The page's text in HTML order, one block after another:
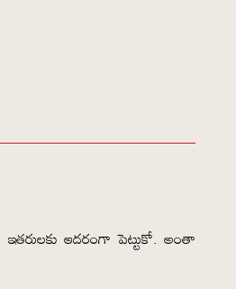
ఇతరులకు ఆదరంగా పెట్టుకో. అంతా